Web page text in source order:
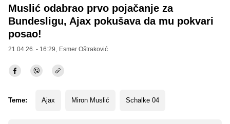
Muslić odabrao prvo pojačanje za
Bundesligu, Ajax pokušava da mu pokvari
posao!
21.04.26. - 16:29, Esmer Oštraković
Teme: Ajax Miron Muslić Schalke 04